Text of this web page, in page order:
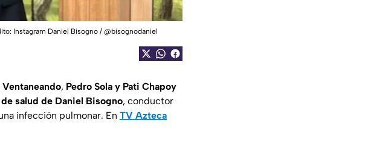
Instagram Daniel Bisogno / @bisognodaniel
, Pedro Sola y Pati Chapoy
salud de Daniel Bisogno, conductor
infección pulmonar. En TV Azteca